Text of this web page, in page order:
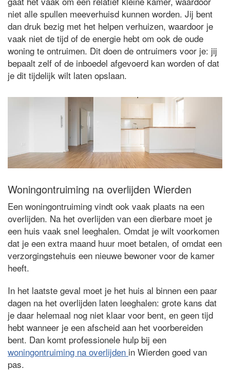
niet alle spullen meeverhuisd kunnen worden. Jij bent
dan druk bezig met het helpen verhuizen, waardoor je
vaak niet de tijd of de energie hebt om ook de oude
woning te ontruimen. Dit doen de ontruimers voor je: jij
bepaalt zelf of de inboedel afgevoerd kan worden of dat
je dit tijdelijk wilt laten opslaan.
Woningontruiming na overlijden Wierden
Een woningontruiming vindt ook vaak plaats na een
overlijden. Na het overlijden van een dierbare moet je
een huis vaak snel leeghalen. Omdat je wilt voorkomen
dat je een extra maand huur moet betalen, of omdat een
verzorgingstehuis een nieuwe bewoner voor de kamer
heeft.
In het laatste geval moet je het huis al binnen een paar
dagen na het overlijden laten leeghalen: grote kans dat
je daar helemaal nog niet klaar voor bent, en geen tijd
hebt wanneer je een afscheid aan het voorbereiden
bent. Dan komt professionele hulp bij een
woningontruiming na overlijden in Wierden goed van
pas.